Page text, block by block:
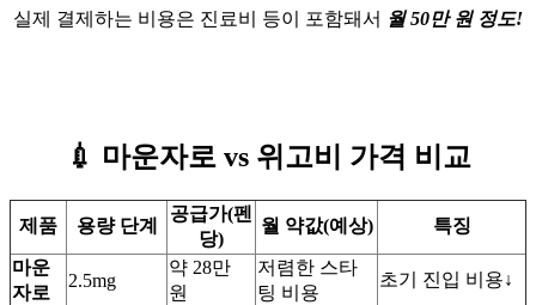
실제 결제하는 비용은 진료비 등이 포함돼서 월 50만 원 정도!
💉 마운자로 vs 위고비 가격 비교
제품 용량 단계
공급가(펜
당)
월 약값(예상) 특징
마운
자로
2.5mg
약 28만
원
저렴한 스타
팅 비용
초기 진입 비용↓